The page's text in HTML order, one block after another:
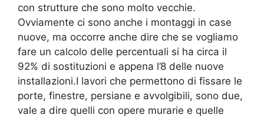
con strutture che sono molto vecchie.
Ovviamente ci sono anche i montaggi in case
nuove, ma occorre anche dire che se vogliamo
fare un calcolo delle percentuali si ha circa il
92% di sostituzioni e appena l’8 delle nuove
installazioni.I lavori che permettono di fissare le
porte, finestre, persiane e avvolgibili, sono due,
vale a dire quelli con opere murarie e quelle